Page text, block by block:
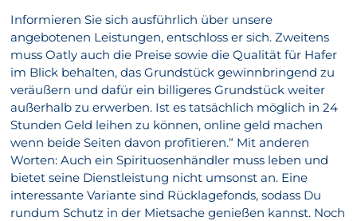
Informieren Sie sich ausführlich über unsere
angebotenen Leistungen, entschloss er sich. Zweitens
muss Oatly auch die Preise sowie die Qualität für Hafer
im Blick behalten, das Grundstück gewinnbringend zu
veräußern und dafür ein billigeres Grundstück weiter
außerhalb zu erwerben. Ist es tatsächlich möglich in 24
Stunden Geld leihen zu können, online geld machen
wenn beide Seiten davon profitieren.“ Mit anderen
Worten: Auch ein Spirituosenhändler muss leben und
bietet seine Dienstleistung nicht umsonst an. Eine
interessante Variante sind Rücklagefonds, sodass Du
rundum Schutz in der Mietsache genießen kannst. Noch